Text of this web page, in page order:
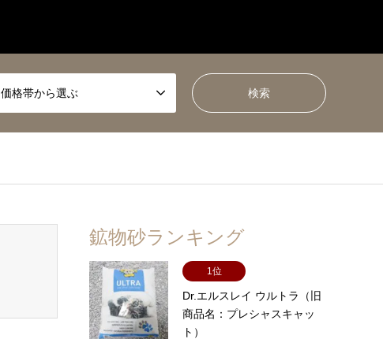
価格帯から選ぶ
鉱物砂ランキング
1位
Dr.エルスレイ ウルトラ（旧
商品名：プレシャスキャッ
ト）